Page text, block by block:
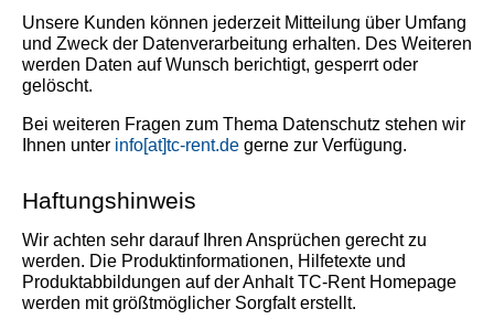
Unsere Kunden können jederzeit Mitteilung über Umfang
und Zweck der Datenverarbeitung erhalten. Des Weiteren
werden Daten auf Wunsch berichtigt, gesperrt oder
gelöscht.
Bei weiteren Fragen zum Thema Datenschutz stehen wir
Ihnen unter info[at]tc-rent.de gerne zur Verfügung.
Haftungshinweis
Wir achten sehr darauf Ihren Ansprüchen gerecht zu
werden. Die Produktinformationen, Hilfetexte und
Produktabbildungen auf der Anhalt TC-Rent Homepage
werden mit größtmöglicher Sorgfalt erstellt.